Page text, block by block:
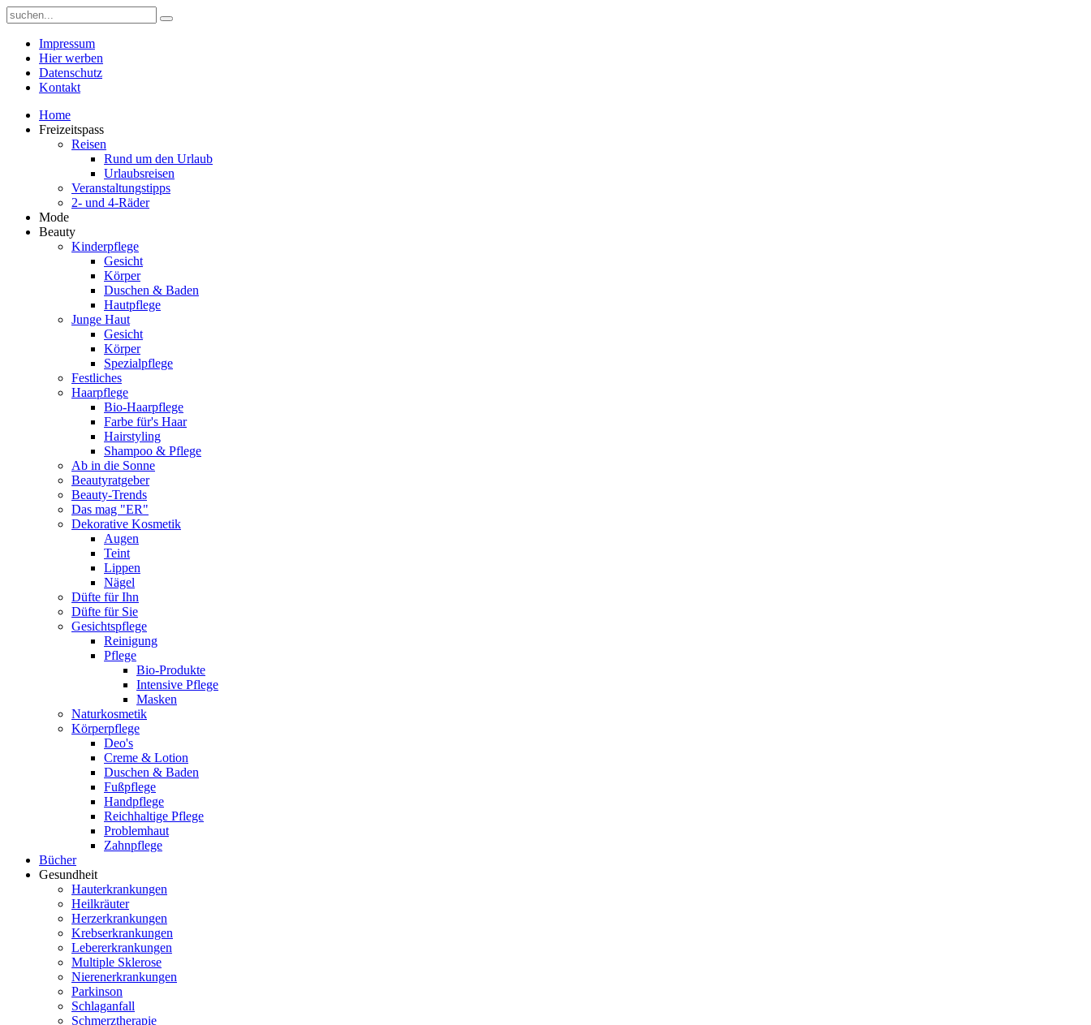
Impressum
Hier werben
Datenschutz
Kontakt
Home
Freizeitspass
Reisen
Rund um den Urlaub
Urlaubsreisen
Veranstaltungstipps
2- und 4-Räder
Mode
Beauty
Kinderpflege
Gesicht
Körper
Duschen & Baden
Hautpflege
Junge Haut
Gesicht
Körper
Spezialpflege
Festliches
Haarpflege
Bio-Haarpflege
Farbe für's Haar
Hairstyling
Shampoo & Pflege
Ab in die Sonne
Beautyratgeber
Beauty-Trends
Das mag "ER"
Dekorative Kosmetik
Augen
Teint
Lippen
Nägel
Düfte für Ihn
Düfte für Sie
Gesichtspflege
Reinigung
Pflege
Bio-Produkte
Intensive Pflege
Masken
Naturkosmetik
Körperpflege
Deo's
Creme & Lotion
Duschen & Baden
Fußpflege
Handpflege
Reichhaltige Pflege
Problemhaut
Zahnpflege
Bücher
Gesundheit
Hauterkrankungen
Heilkräuter
Herzerkrankungen
Krebserkrankungen
Lebererkrankungen
Multiple Sklerose
Nierenerkrankungen
Parkinson
Schlaganfall
Schmerztherapie